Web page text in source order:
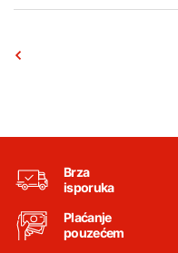
Brza
isporuka
Plaćanje
pouzećem